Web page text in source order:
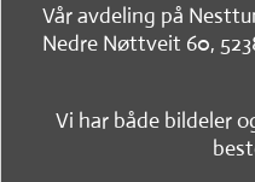
Vår avdeling på
Nedre Nøttveit 60,
Vi har både bildeler